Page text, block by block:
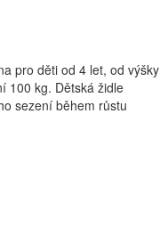
pro děti od 4 let, od výšky
100 kg. Dětská židle
sezení během růstu